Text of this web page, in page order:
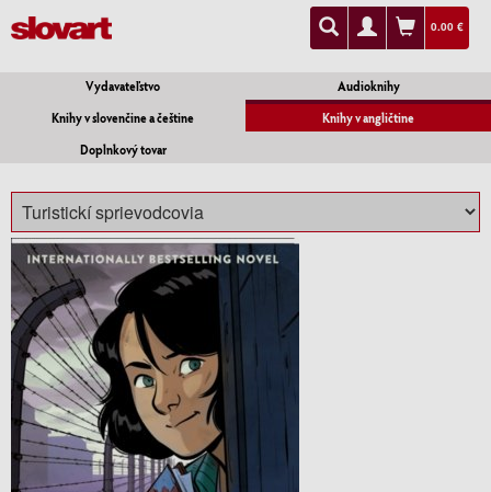
0.00 €
Vydavateľstvo
Audioknihy
Knihy v slovenčine a češtine
Knihy v angličtine
Doplnkový tovar